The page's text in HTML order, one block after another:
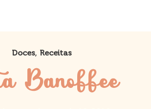
Doces, Receitas
Banoffee